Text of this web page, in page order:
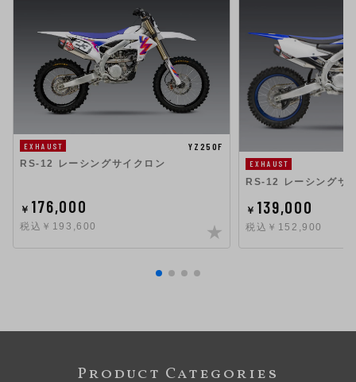
EXHAUST
YZ250F
RS-12 レーシングサイクロン
￥ 176,000
税込￥193,600
EXHAUST
RS-12 レーシングサ
￥ 139,000
税込￥152,900
Product Categories